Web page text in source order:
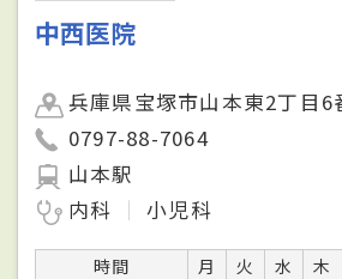
中西医院
兵庫県宝塚市山本東2丁目6
0797-88-7064
山本駅
内科
小児科
時間 月 火 水 木